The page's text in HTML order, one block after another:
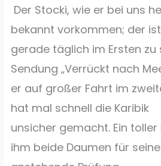
Der Stocki, wie er bei uns
bekannt vorkommen; der
gerade täglich im Ersten zu
Sendung „Verrückt nach
er auf großer Fahrt im
hat mal schnell die Karibik
unsicher gemacht. Ein
ihm beide Daumen für seine